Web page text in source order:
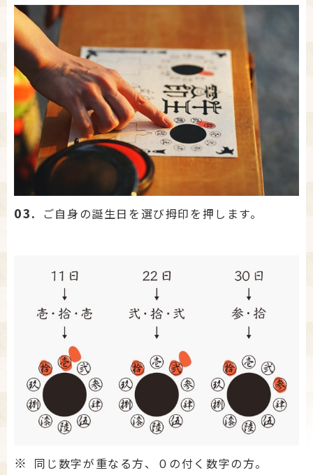
03. ご自身の誕生日を選び拇印を押します。
※ 同じ数字が重なる方、０の付く数字の方。